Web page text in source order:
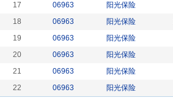
17
06963 阳光保险
18
06963 阳光保险
19
06963 阳光保险
20
06963 阳光保险
21
06963 阳光保险
22
06963 阳光保险